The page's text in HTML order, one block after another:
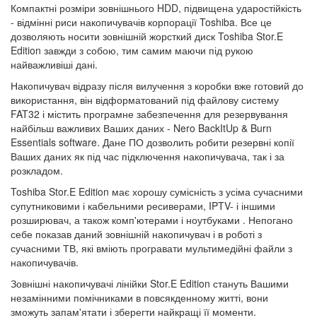
Компактні розміри зовнішнього HDD, підвищена ударостійкість
- відмінні риси накопичувачів корпорації Toshiba. Все це
дозволяють носити зовнішній жорсткий диск Toshiba Stor.E
Edition завжди з собою, тим самим маючи під рукою
найважливіші дані.
Накопичувач відразу після вилучення з коробки вже готовий до
використання, він відформатований під файлову систему
FAT32 і містить програмне забезпечення для резервування
найбільш важливих Ваших даних - Nero BackItUp & Burn
Essentials software. Дане ПО дозволить робити резервні копії
Ваших даних як під час підключення накопичувача, так і за
розкладом.
Toshiba Stor.E Edition має хорошу сумісність з усіма сучасними
супутниковими і кабельними ресиверами, IPTV- і іншими
розширювач, а також комп'ютерами і ноутбуками . Непогано
себе показав даний зовнішній накопичувач і в роботі з
сучасними ТВ, які вміють програвати мультимедійні файли з
накопичувачів.
Зовнішні накопичувачі лінійки Stor.E Edition стануть Вашими
незамінними помічниками в повсякденному житті, вони
зможуть запам'ятати і зберегти найкращі її моменти.